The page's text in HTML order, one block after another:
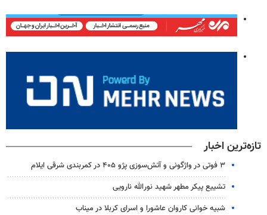
تازه‌ترین اخبار
۳ فوتی در واژگونی و آتش‌سوزی پژو ۴۰۵ در کمربندی شرقی ایلام
تشییع پیکر مطهر شهید نورالله نارویی
شبیه خوانی کاروان عاشورا و اسرای کربلا در میناب